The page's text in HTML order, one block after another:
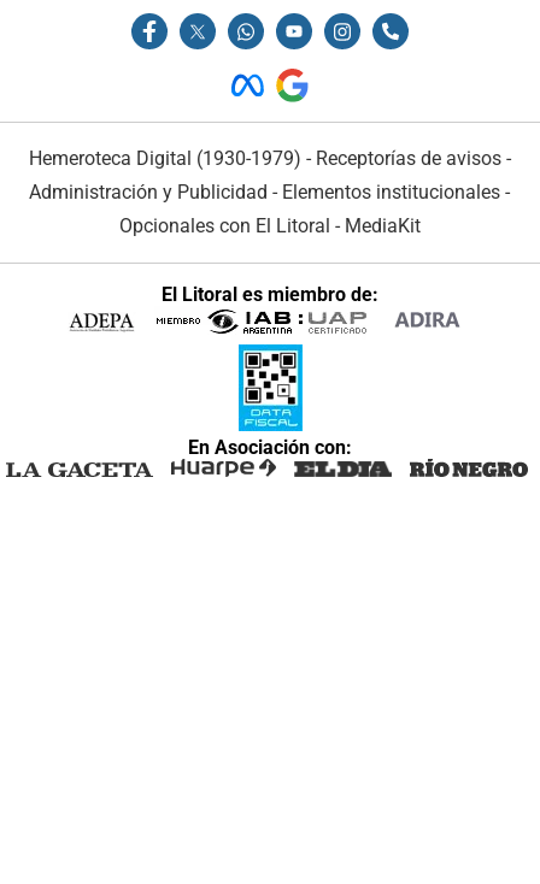
Hemeroteca Digital (1930-1979) - Receptorías de avisos -
Administración y Publicidad - Elementos institucionales -
Opcionales con El Litoral - MediaKit
El Litoral es miembro de:
En Asociación con: